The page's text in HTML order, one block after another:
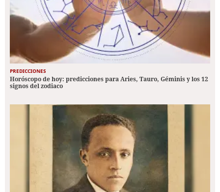
PREDICCIONES
Horóscopo de hoy: predicciones para Aries, Tauro, Géminis y los 12
signos del zodiaco